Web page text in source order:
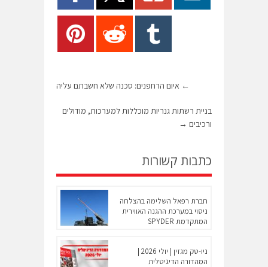
← איום הרחפנים: סכנה שלא חשבתם עליה
בניית רשתות גנריות מוכללות למערכות, מודולים
ורכיבים →
כתבות קשורות
חברת רפאל השלימה בהצלחה
ניסוי במערכת ההגנה האווירית
המתקדמת SPYDER
ניו-טק מגזין | יולי 2026 |
המהדורה הדיגיטלית